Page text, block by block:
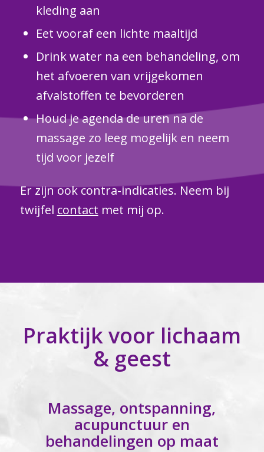
kleding aan
Eet vooraf een lichte maaltijd
Drink water na een behandeling, om
het afvoeren van vrijgekomen
afvalstoffen te bevorderen
Houd je agenda de uren na de
massage zo leeg mogelijk en neem
tijd voor jezelf
Er zijn ook contra-indicaties. Neem bij
twijfel contact met mij op.
Praktijk voor lichaam
& geest
Massage, ontspanning,
acupunctuur en
behandelingen op maat